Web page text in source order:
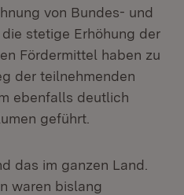
von Bundes- und
stetige Erhöhung der
Fördermittel haben zu
der teilnehmenden
ebenfalls deutlich
geführt.
das im ganzen Land.
waren bislang